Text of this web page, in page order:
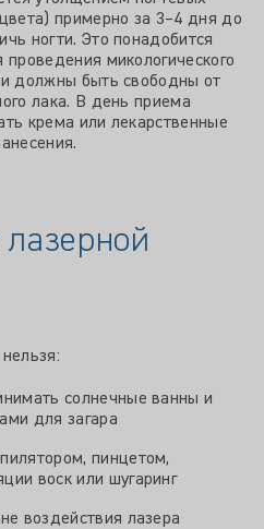
примерно за 3–4 дня до
ногти. Это понадобится
микологического
должны быть свободны от
лака. В день приема
крема или лекарственные
солнечные ванны и
для загара
пинцетом,
воск или шугаринг
воздействия лазера